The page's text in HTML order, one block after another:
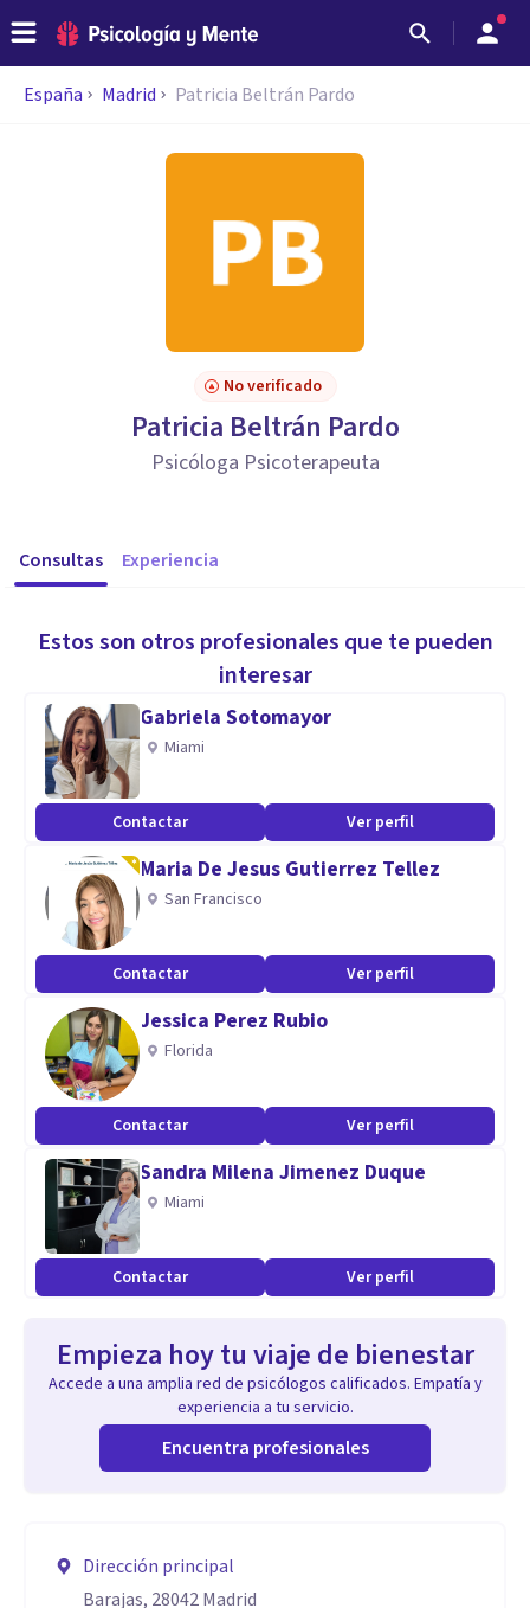
España Madrid Patricia Beltrán Pardo
No verificado
Patricia Beltrán Pardo
Psicóloga Psicoterapeuta
Consultas Experiencia
Estos son otros profesionales que te pueden
interesar
Gabriela Sotomayor
Miami
Contactar Ver perfil
Maria De Jesus Gutierrez Tellez
San Francisco
Contactar Ver perfil
Jessica Perez Rubio
Florida
Contactar Ver perfil
Sandra Milena Jimenez Duque
Miami
Contactar Ver perfil
Empieza hoy tu viaje de bienestar
Accede a una amplia red de psicólogos calificados. Empatía y
experiencia a tu servicio.
Encuentra profesionales
Dirección principal
Barajas, 28042 Madrid